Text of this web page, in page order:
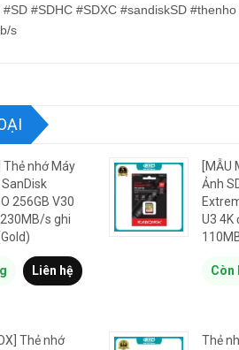
#SDHC #SDXC #sandiskSD
s
Thẻ nhớ Máy
256GB V30
s ghi
Liên hệ
[MẪU
Ảnh
U3 4K
Còn
Thẻ nhớ
Thẻ